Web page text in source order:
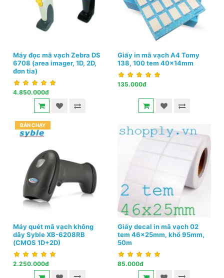
Máy đọc mã vạch Zebra DS
6708 (area imager, 1D, 2D,
đơn tia)
4.850.000đ
Giấy in mã vạch A4 Tomy
138, 100 tem 40x14mm
135.000đ
BÁN CHẠY
Máy quét mã vạch không
dây Syble XB-6208RB
(CMOS 1D+2D)
2.250.000đ
Giấy decal in mã vạch 02
tem 46x25mm, khổ 95mm,
50m
85.000đ